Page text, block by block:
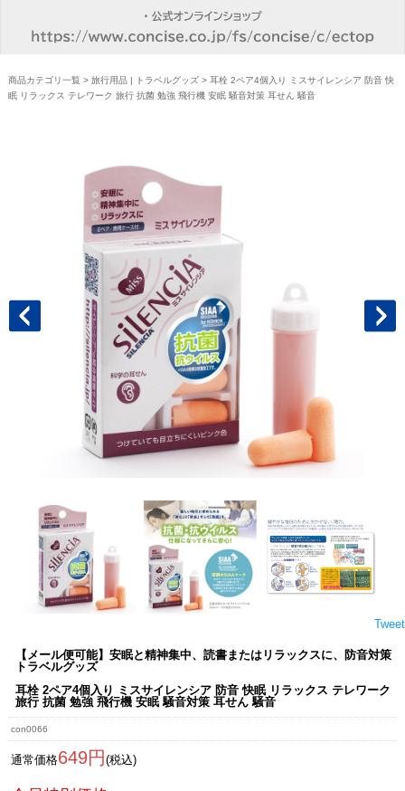
商品カテゴリ一覧 > 旅行用品 | トラベルグッズ> 耳栓 2ペア4個入り ミスサイレンシア 防音 快
眠 リラックス テレワーク 旅行 抗菌 勉強 飛行機 安眠 騒音対策 耳せん 騒音
Tweet
【メール便可能】安眠と精神集中、読書またはリラックスに、防音対策
トラベルグッズ
耳栓 2ペア4個入り ミスサイレンシア 防音 快眠 リラックス テレワーク
旅行 抗菌 勉強 飛行機 安眠 騒音対策 耳せん 騒音
con0066
通常価格649円 (税込)